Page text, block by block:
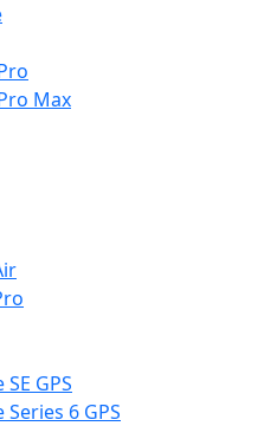
Max
GPS
6 GPS